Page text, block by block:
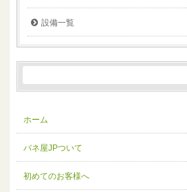
設備一覧
ホーム
バネ屋JPついて
初めてのお客様へ